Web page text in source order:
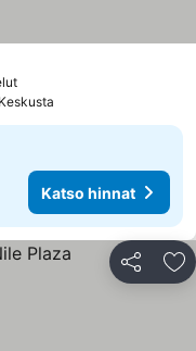
Katso hinnat
Jaa